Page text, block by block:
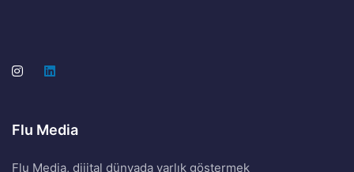
Flu Media
Flu Media, dijital dünyada varlık göstermek